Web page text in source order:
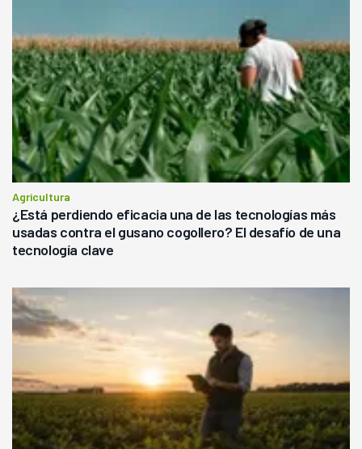
Agricultura
¿Está perdiendo eficacia una de las tecnologías más
usadas contra el gusano cogollero? El desafío de una
tecnología clave